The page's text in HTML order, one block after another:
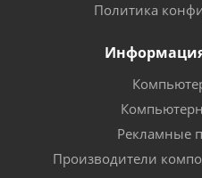
Политика
Рекламные
Производители